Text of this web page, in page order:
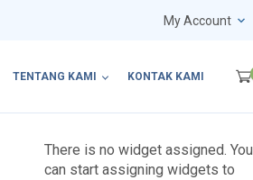
My Account
TENTANG KAMI KONTAK KAMI
There is no widget assigned. You
can start assigning widgets to